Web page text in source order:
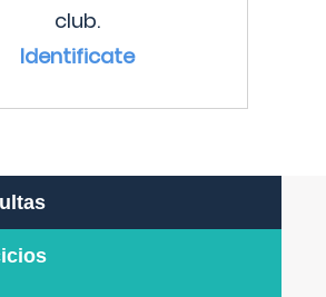
club.
Identificate